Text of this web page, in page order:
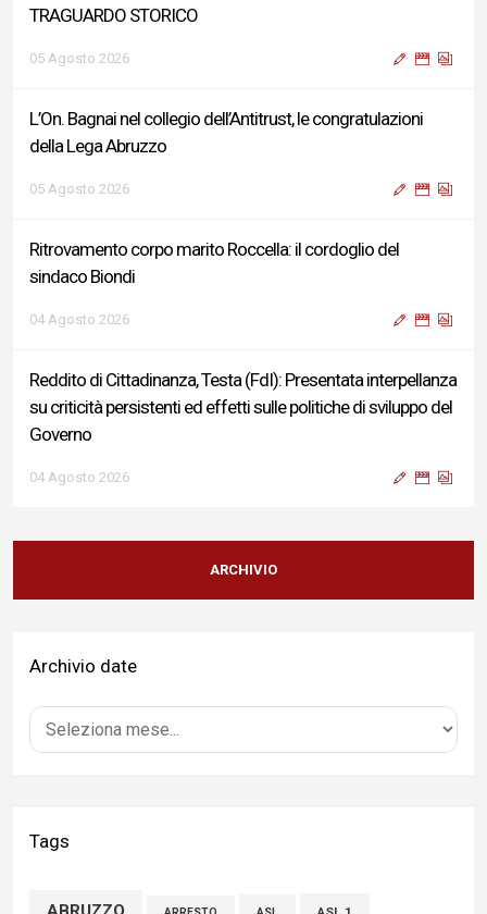
TRAGUARDO STORICO
05 Agosto 2026
L’On. Bagnai nel collegio dell’Antitrust, le congratulazioni
della Lega Abruzzo
05 Agosto 2026
Ritrovamento corpo marito Roccella: il cordoglio del
sindaco Biondi
04 Agosto 2026
Reddito di Cittadinanza, Testa (FdI): Presentata interpellanza
su criticità persistenti ed effetti sulle politiche di sviluppo del
Governo
04 Agosto 2026
Sigismondi, Liris e Testa: “Profondo cordoglio e vicinanza al
Ministro Roccella e alla sua famiglia”
Terminal bus "Lorenzo Natali": modifiche temporanee alla
04 Agosto 2026
della comunità»
ARCHIVIO
Archivio date
Tags